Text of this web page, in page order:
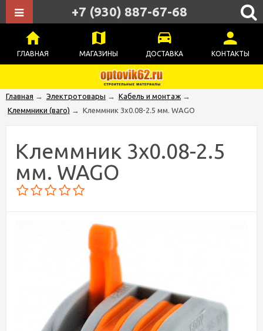
ГЛАВНАЯ МАГАЗИНЫ ДОСТАВКА КОНТАКТЫ
+7 (930) 887-67-68
Главная → Электротовары → Кабель и монтаж →
Клеммники (ваго) → Клеммник 3х0.08-2.5 мм. WAGO
Клеммник 3х0.08-2.5
мм. WAGO